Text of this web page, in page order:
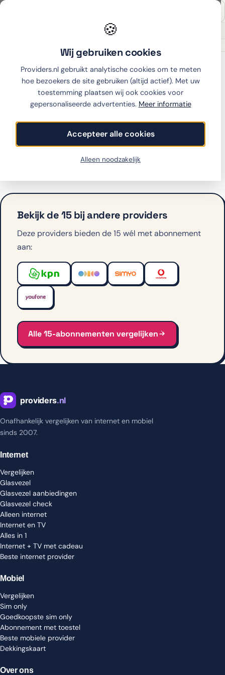
🍪
Wij gebruiken cookies
Providers.nl gebruikt analytische cookies om te meten
hoe bezoekers de site gebruiken (altijd actief). Met uw
toestemming plaatsen wij ook cookies voor
gepersonaliseerde advertenties. Meer informatie
Accepteer alle cookies
Alleen noodzakelijk
Thuiswinkel partner
15›Lebara
OnePlus 15 met
abonnement bij Lebara
abonnement. Bekijk hieronder de alternatieven.
Bekijk de 15 bij andere providers
Deze providers bieden de 15 wél met abonnement
aan:
Alle 15-abonnementen vergelijken
Onafhankelijk vergelijken van internet en mobiel
sinds 2007.
Internet
Vergelijken
Glasvezel
Glasvezel aanbiedingen
Glasvezel check
Alleen internet
Internet en TV
Alles in 1
Internet + TV met cadeau
Beste internet provider
Mobiel
Vergelijken
Sim only
Goedkoopste sim only
Abonnement met toestel
Beste mobiele provider
Dekkingskaart
Over ons